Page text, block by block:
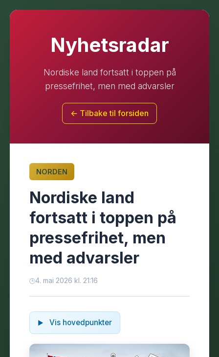
Nyhetsradar
Nordiske land fortsatt i toppen på
pressefrihet, men med advarsler
← Tilbake til forsiden
NORDEN
Nordiske land
fortsatt i toppen på
pressefrihet, men
med advarsler
4. mai 2026 kl. 21:16
Vis hovedpunkter